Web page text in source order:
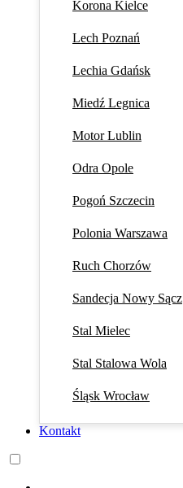
Korona Kielce
Lech Poznań
Lechia Gdańsk
Miedź Legnica
Motor Lublin
Odra Opole
Pogoń Szczecin
Polonia Warszawa
Ruch Chorzów
Sandecja Nowy Sącz
Stal Mielec
Stal Stalowa Wola
Śląsk Wrocław
Kontakt